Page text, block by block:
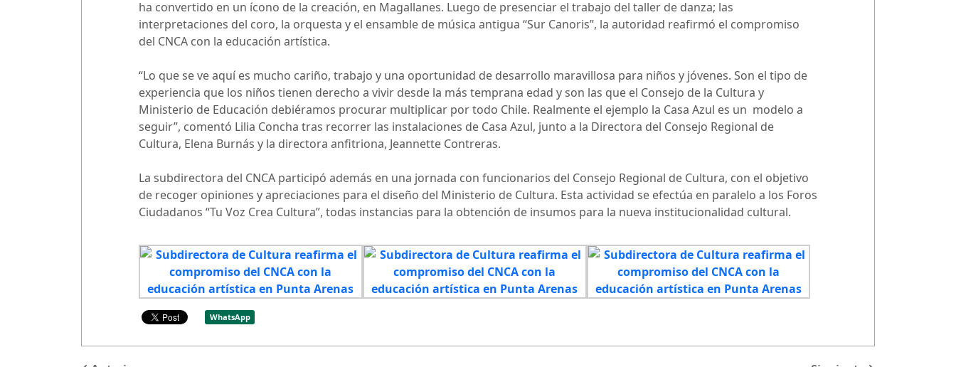
ha convertido en un ícono de la creación, en Magallanes. Luego de presenciar el trabajo del taller de danza; las
interpretaciones del coro, la orquesta y el ensamble de música antigua “Sur Canoris”, la autoridad reafirmó el compromiso
del CNCA con la educación artística.
“Lo que se ve aquí es mucho cariño, trabajo y una oportunidad de desarrollo maravillosa para niños y jóvenes. Son el tipo de
experiencia que los niños tienen derecho a vivir desde la más temprana edad y son las que el Consejo de la Cultura y
Ministerio de Educación debiéramos procurar multiplicar por todo Chile. Realmente el ejemplo la Casa Azul es un modelo a
seguir”, comentó Lilia Concha tras recorrer las instalaciones de Casa Azul, junto a la Directora del Consejo Regional de
Cultura, Elena Burnás y la directora anfitriona, Jeannette Contreras.
La subdirectora del CNCA participó además en una jornada con funcionarios del Consejo Regional de Cultura, con el objetivo
de recoger opiniones y apreciaciones para el diseño del Ministerio de Cultura. Esta actividad se efectúa en paralelo a los Foros
Ciudadanos “Tu Voz Crea Cultura”, todas instancias para la obtención de insumos para la nueva institucionalidad cultural.
WhatsApp